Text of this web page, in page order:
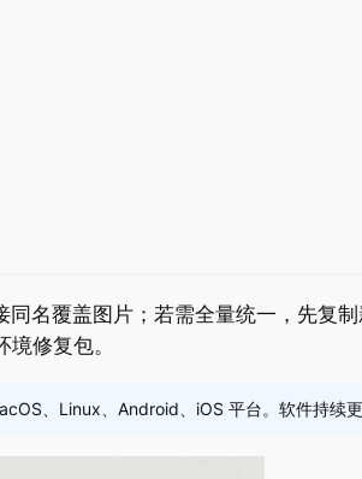
同名覆盖图片；若需全量统一，先复
修复包。
、Linux、Android、iOS 平台。软件持续